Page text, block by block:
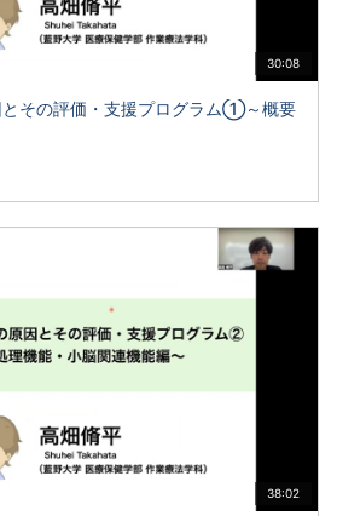
30:08
とその評価・支援プログラム①～概要
38:02